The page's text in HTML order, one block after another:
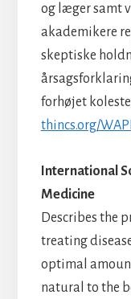
og læger samt
akademikere
skeptiske
forhøjet
thincs.org/
International
Medicine
Describes the
treating
optimal
natural to the